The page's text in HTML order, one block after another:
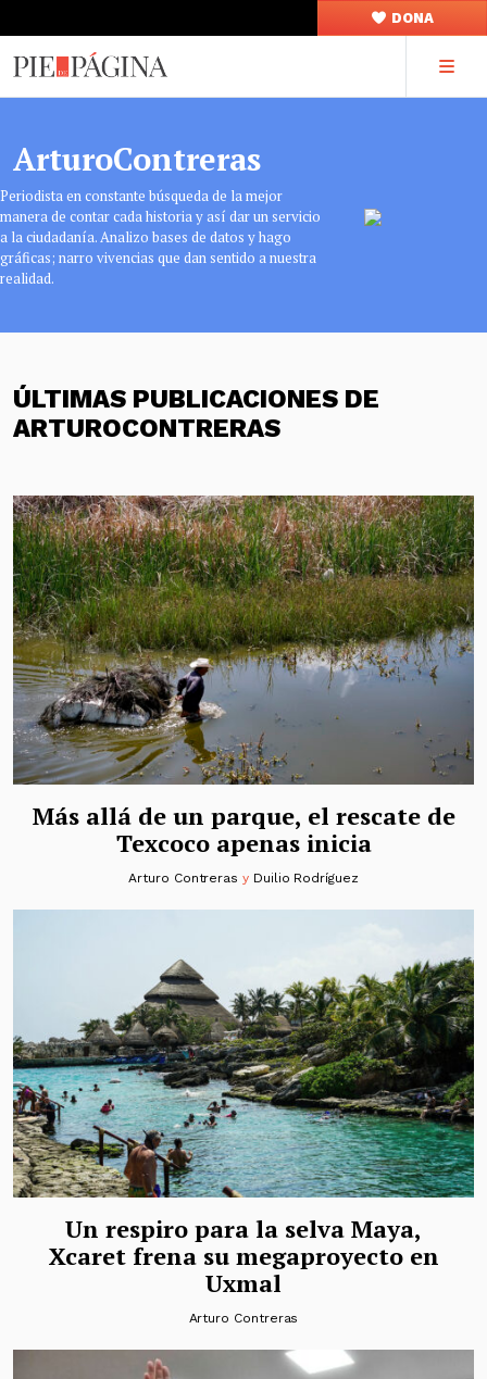
DONA
ArturoContreras
Periodista en constante búsqueda de la mejor
manera de contar cada historia y así dar un servicio
a la ciudadanía. Analizo bases de datos y hago
gráficas; narro vivencias que dan sentido a nuestra
realidad.
ÚLTIMAS PUBLICACIONES DE
ARTUROCONTRERAS
Más allá de un parque, el rescate de
Texcoco apenas inicia
Arturo Contreras y Duilio Rodríguez
Un respiro para la selva Maya,
Xcaret frena su megaproyecto en
Uxmal
Arturo Contreras